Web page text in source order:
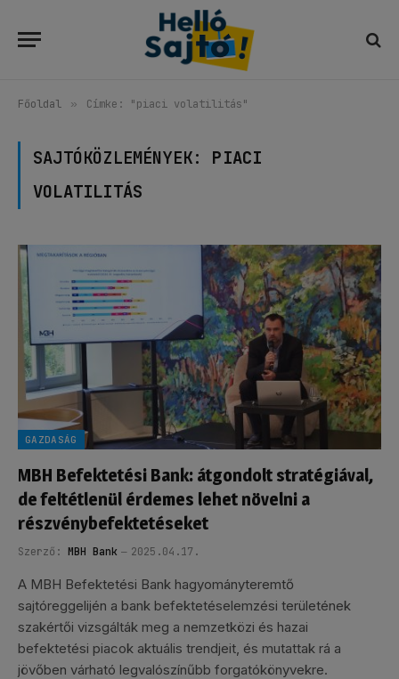
Főoldal » Címke: "piaci volatilitás"
SAJTÓKÖZLEMÉNYEK: PIACI
VOLATILITÁS
GAZDASÁG
MBH Befektetési Bank: átgondolt stratégiával,
de feltétlenül érdemes lehet növelni a
részvénybefektetéseket
Szerző: MBH Bank 2025.04.17.
A MBH Befektetési Bank hagyományteremtő
sajtóreggelijén a bank befektetéselemzési területének
szakértői vizsgálták meg a nemzetközi és hazai
befektetési piacok aktuális trendjeit, és mutattak rá a
jövőben várható legvalószínűbb forgatókönyvekre.